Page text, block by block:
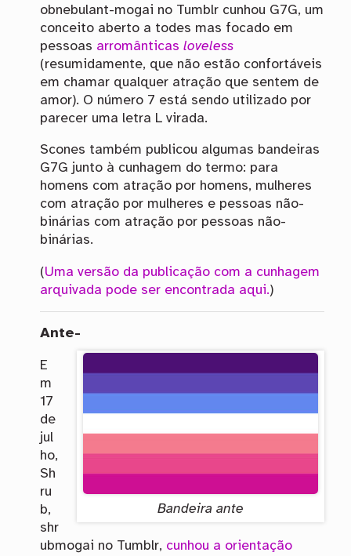
obnebulant-mogai no Tumblr cunhou G7G, um
conceito aberto a todes mas focado em
pessoas arromânticas loveless
(resumidamente, que não estão confortáveis
em chamar qualquer atração que sentem de
amor). O número 7 está sendo utilizado por
parecer uma letra L virada.
Scones também publicou algumas bandeiras
G7G junto à cunhagem do termo: para
homens com atração por homens, mulheres
com atração por mulheres e pessoas não-
binárias com atração por pessoas não-
binárias.
(Uma versão da publicação com a cunhagem
arquivada pode ser encontrada aqui.)
Ante-
Bandeira ante
E
m
17
de
jul
ho,
Sh
ru
b,
shr
ubmogai no Tumblr, cunhou a orientação